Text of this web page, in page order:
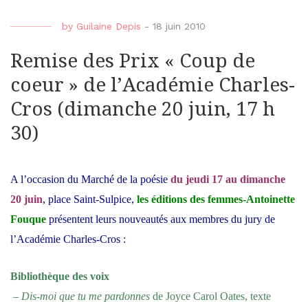
by Guilaine Depis - 18 juin 2010
Remise des Prix « Coup de
coeur » de l’Académie Charles-
Cros (dimanche 20 juin, 17 h
30)
A l’occasion du Marché de la poésie du jeudi 17 au dimanche
20 juin, place Saint-Sulpice, les éditions des femmes-Antoinette
Fouque présentent leurs nouveautés aux membres du jury de
l’Académie Charles-Cros :
Bibliothèque des voix
– Dis-moi que tu me pardonnes de Joyce Carol Oates, texte